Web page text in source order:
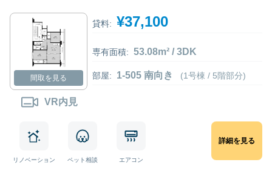
間取を見る
VR内見
貸料: ¥37,100
専有面積: 53.08m² / 3DK
部屋: 1-505 南向き (1号棟 / 5階部分)
リノベーション ペット相談 エアコン
詳細を見る